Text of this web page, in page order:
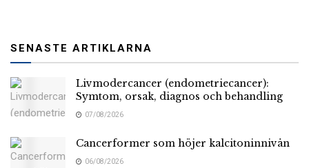
SENASTE ARTIKLARNA
Livmodercancer (endometriecancer):
Symtom, orsak, diagnos och behandling
07/08/2026
Cancerformer som höjer kalcitoninnivån
06/08/2026